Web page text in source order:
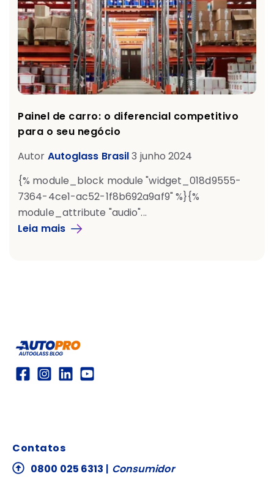
Painel de carro: o diferencial competitivo
para o seu negócio
Autor Autoglass Brasil3 junho 2024
{% module_block module "widget_018d9555-
7364-4ce1-ac52-1f8b692a9af9" %}{%
module_attribute "audio"...
Leia mais
Contatos
0800 025 6313 | Consumidor